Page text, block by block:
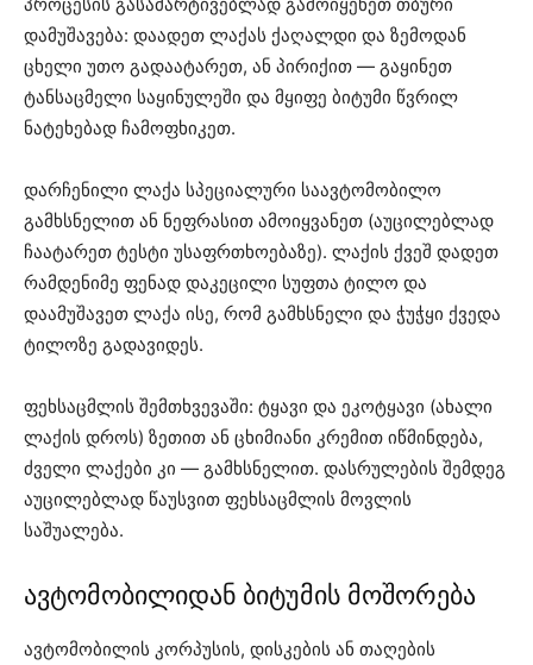
დამუშავება: დაადეთ ლაქას ქაღალდი და ზემოდან
ცხელი უთო გადაატარეთ, ან პირიქით — გაყინეთ
ტანსაცმელი საყინულეში და მყიფე ბიტუმი წვრილ
ნატეხებად ჩამოფხიკეთ.
დარჩენილი ლაქა სპეციალური საავტომობილო
გამხსნელით ან ნეფრასით ამოიყვანეთ (აუცილებლად
ჩაატარეთ ტესტი უსაფრთხოებაზე). ლაქის ქვეშ დადეთ
რამდენიმე ფენად დაკეცილი სუფთა ტილო და
დაამუშავეთ ლაქა ისე, რომ გამხსნელი და ჭუჭყი ქვედა
ტილოზე გადავიდეს.
ფეხსაცმლის შემთხვევაში: ტყავი და ეკოტყავი (ახალი
ლაქის დროს) ზეთით ან ცხიმიანი კრემით იწმინდება,
ძველი ლაქები კი — გამხსნელით. დასრულების შემდეგ
აუცილებლად წაუსვით ფეხსაცმლის მოვლის
საშუალება.
ავტომობილიდან ბიტუმის მოშორება
ავტომობილის კორპუსის, დისკების ან თაღების